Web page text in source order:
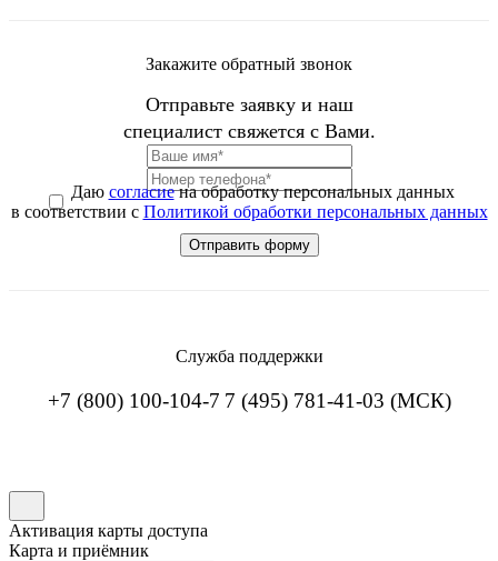
Закажите обратный звонок
Отправьте заявку и наш
специалист свяжется с Вами.
Даю согласиена обработку персональных данных
в соответствии с Политикой обработки персональных данных
Служба поддержки
+7 (800) 100-104-7 7 (495) 781-41-03 (МСК)
Активация карты доступа
Карта и приёмник